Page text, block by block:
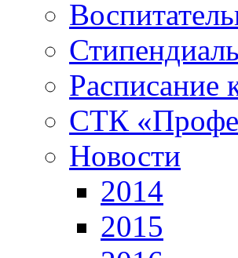
Расписание
СТК
Новости
2014
2015